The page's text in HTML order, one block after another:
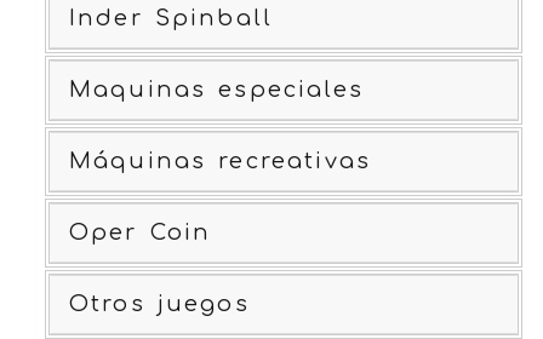
Inder Spinball
Maquinas especiales
Máquinas recreativas
Oper Coin
Otros juegos